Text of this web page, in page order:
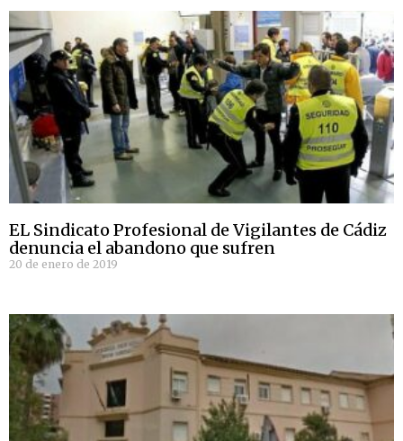
EL Sindicato Profesional de Vigilantes de Cádiz
denuncia el abandono que sufren
20 de enero de 2019